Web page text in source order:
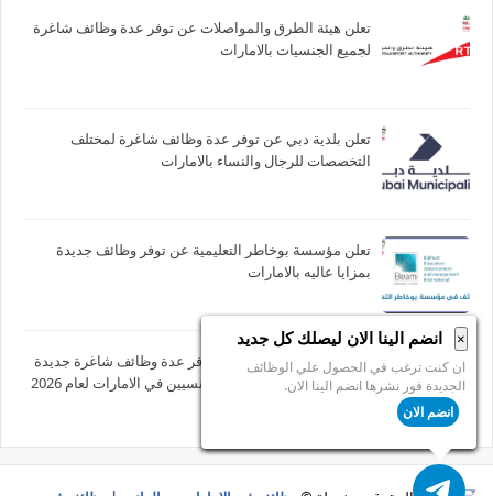
× انضم الينا الان ليصلك كل جديد
ان كنت ترغب في الحصول علي الوظائف
الجديدة فور نشرها انضم الينا الان.
انضم الان
تعلن هيئة الطرق والمواصلات عن توفر عدة وظائف شاغرة
لجميع الجنسيات بالامارات
تعلن بلدية دبي عن توفر عدة وظائف شاغرة لمختلف
التخصصات للرجال والنساء بالامارات
تعلن مؤسسة بوخاطر التعليمية عن توفر وظائف جديدة
بمزايا عاليه بالامارات
يعلن بنك ابوظبي الأول عن توفر عدة وظائف شاغرة جديدة
في العديد من التخصصات للجنسيين في الامارات لعام 2026